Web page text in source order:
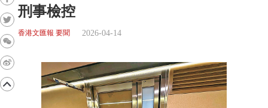
刑事檢控
香港文匯報 要聞 2026-04-14